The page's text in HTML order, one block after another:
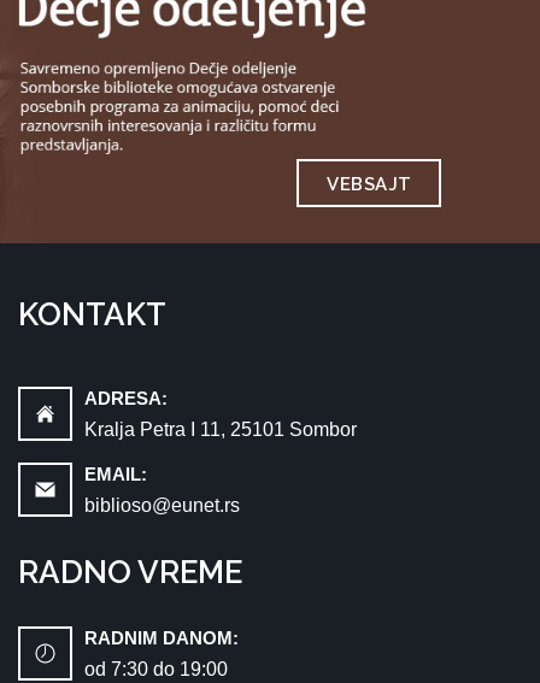
VEBSAJT
KONTAKT
ADRESA:
Kralja Petra I 11, 25101 Sombor
EMAIL:
biblioso@eunet.rs
RADNO VREME
RADNIM DANOM:
od 7:30 dо 19:00